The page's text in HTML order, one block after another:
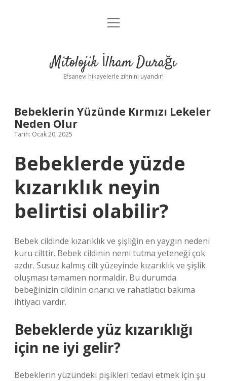
Anasayfa
Yasal Uyarı
menüyü
Mitolojik İlham Durağı
Efsanevi hikayelerle zihnini uyandır!
Bebeklerin Yüzünde Kırmızı Lekeler
Neden Olur
Tarih: Ocak 20, 2025
Bebeklerde yüzde
kızarıklık neyin
belirtisi olabilir?
Bebek cildinde kızarıklık ve şişliğin en yaygın nedeni
kuru cilttir. Bebek cildinin nemi tutma yeteneği çok
azdır. Susuz kalmış cilt yüzeyinde kızarıklık ve şişlik
oluşması tamamen normaldir. Bu durumda
bebeğinizin cildinin onarıcı ve rahatlatıcı bakıma
ihtiyacı vardır.
Bebeklerde yüz kızarıklığı
için ne iyi gelir?
Bebeklerin yüzündeki pişikleri tedavi etmek için şu